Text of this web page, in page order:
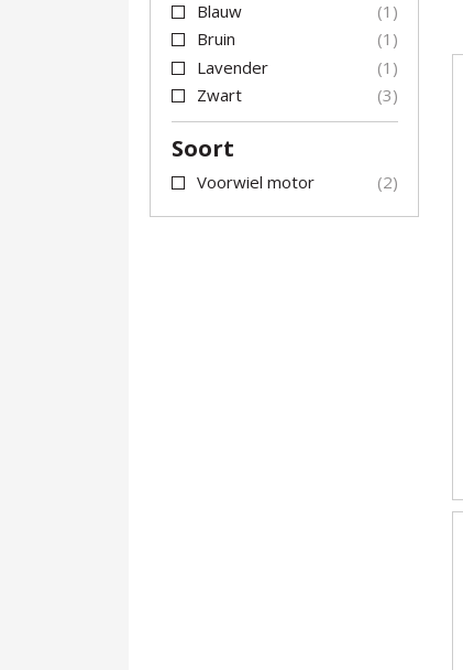
Blauw
1
Bruin
1
Lavender
1
Zwart
3
Soort
Voorwiel motor 2